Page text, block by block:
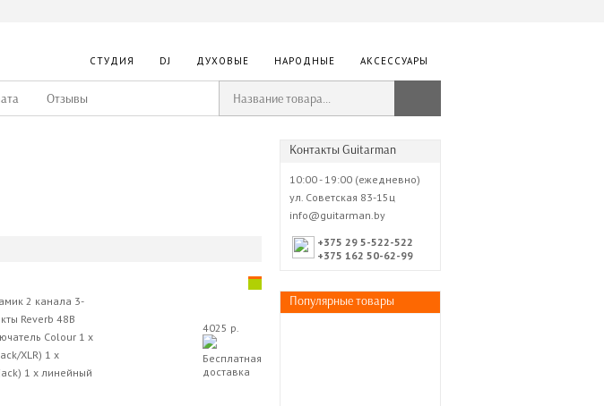
СТУДИЯ DJ ДУХОВЫЕ НАРОДНЫЕ АКСЕССУАРЫ
Отзывы
2 канала 3-
Reverb 48В
Colour 1 x
XLR) 1 x
1 x линейный
4025 р.
Бесплатная
доставка
Контакты Guitarman
10:00 - 19:00 (ежедневно)
ул. Советская 83-15ц
info@guitarman.by
+375 29 5-522-522
+375 162 50-62-99
Популярные товары